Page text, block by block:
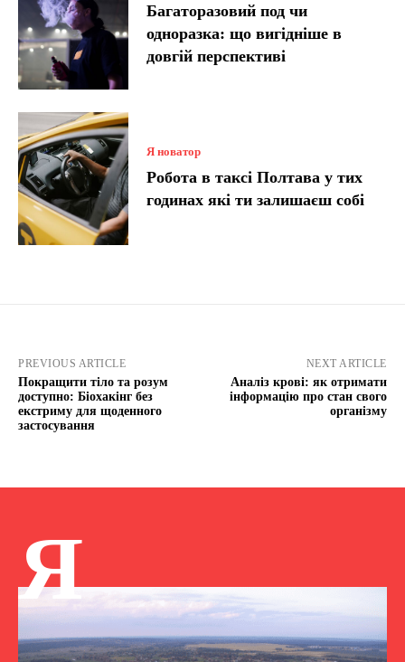
Багаторазовий под чи
одноразка: що вигідніше в
довгій перспективі
Я новатор
Робота в таксі Полтава у тих
годинах які ти залишаєш собі
PREVIOUS ARTICLE
Покращити тіло та розум
доступно: Біохакінг без
екстриму для щоденного
застосування
NEXT ARTICLE
Аналіз крові: як отримати
інформацію про стан свого
організму
Я